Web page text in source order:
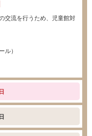
交流を行うため、児童館対
ル）